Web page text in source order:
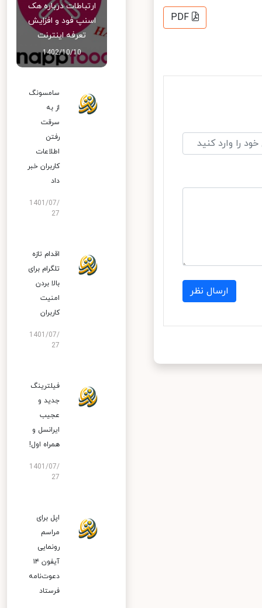
PDF
ارسال نظر
ارتباطات درباره هک
اسنپ‌ فود و افزایش
تعرفه اینترنت
1402/10/10
سامسونگ
از به
سرقت
رفتن
اطلاعات
کاربران خبر
داد
1401/07/
27
اقدام تازه
تلگرام برای
بالا بردن
امنیت
کاربران
1401/07/
27
فیلترینگ
جدید و
عجیب
ایرانسل و
همراه اول!
1401/07/
27
اپل برای
مراسم
رونمایی
آیفون ۱۴
دعوت‌نامه
فرستاد